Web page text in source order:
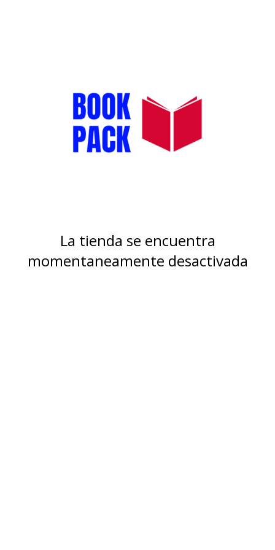
La tienda se encuentra
momentaneamente desactivada